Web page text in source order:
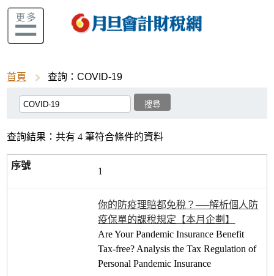
首頁 查詢：COVID-19
查詢結果：共有 4 筆符合條件的資料
1
你的防疫理賠都免稅？──解析個人防
疫保單的課稅規定【本月企劃】
Are Your Pandemic Insurance Benefit
Tax-free? Analysis the Tax Regulation of
Personal Pandemic Insurance